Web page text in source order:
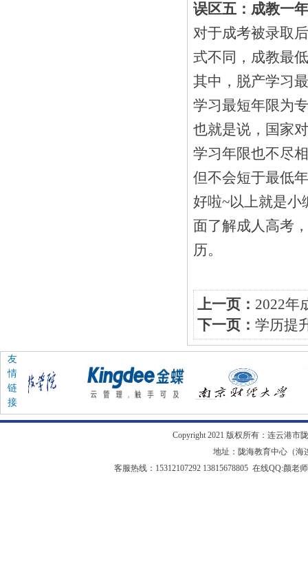
误区五：成教一
对于成考被录取
式不同，成教最
其中，脱产学习
学习最短年限为
也就是说，国家
学习年限也不尽
但不会短于最低
好啦~以上就是小
面了解成人高考
历。
上一页： 2022年
下一页： 学历提
友
情
链
接
Copyright 2021 版权所有：连云港市
地址：陇海教育中心（海
客服热线：15312107292 13815678805 在线QQ:颜老师